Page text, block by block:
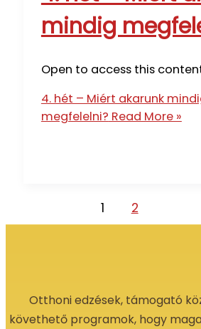
mindig
Open to access this
4. hét – Miért akarunk
megfelelni? Read More »
1 2
Otthoni edzések, támogató
követhető programok, hogy